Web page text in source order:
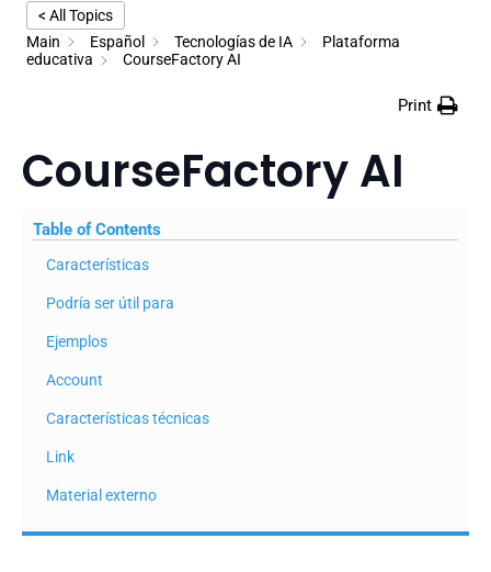
< All Topics
Main
Español Tecnologías de IA
Plataforma
educativa
CourseFactory AI
Print
CourseFactory AI
Table of Contents
Características
Podría ser útil para
Ejemplos
Account
Características técnicas
Link
Material externo